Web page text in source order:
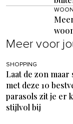
Meer voor
SHOPPING
Laat de zon maar
met deze 10
parasols zit je er
stijlvol bij